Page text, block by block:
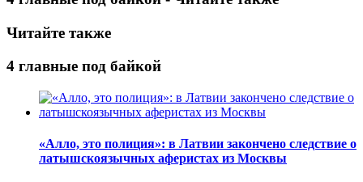
Читайте также
4 главные под байкой
«Алло, это полиция»: в Латвии закончено следствие о
латышскоязычных аферистах из Москвы